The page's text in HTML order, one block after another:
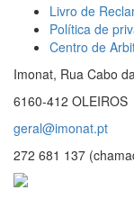
Livro de
Política de
Centro de
Imonat, Rua Cabo
6160-412 OLEIROS
geral@imonat.pt
272 681 137